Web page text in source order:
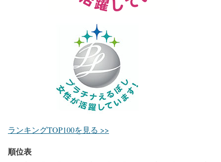
ランキングTOP100を見る >>
順位表